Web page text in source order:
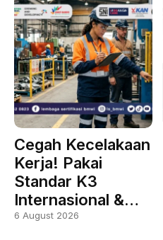
Cegah Kecelakaan
Kerja! Pakai
Standar K3
Internasional &…
6 August 2026